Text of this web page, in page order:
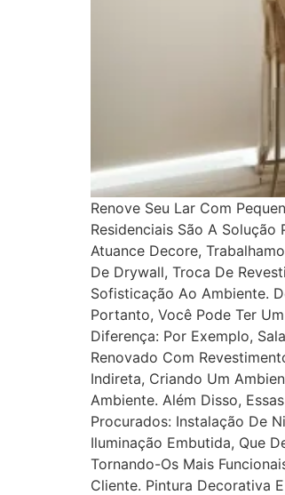
Renove Seu Lar Com
Residenciais São A
Atuance Decore,
De Drywall, Troca De
Sofisticação Ao Ambiente.
Portanto, Você Pode Ter
Diferença: Por Exemplo,
Renovado Com
Indireta, Criando Um
Ambiente. Além Disso,
Procurados: Instalação De
Iluminação Embutida, Que
Tornando-Os Mais
Cliente. Pintura Decorativa